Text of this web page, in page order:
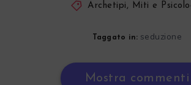
Archetipi, Miti e
Taggato in: seduzione
Mostra commenti